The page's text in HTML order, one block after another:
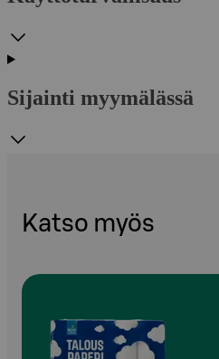
Sijainti myymälässä
Katso myös